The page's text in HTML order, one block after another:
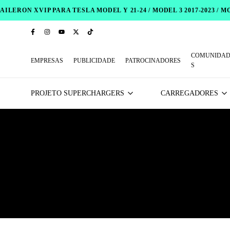
AILERON XVIP PARA TESLA MODEL Y 21-24 / MODEL 3 2017-2023 /
EMPRESAS PUBLICIDADE PATROCINADORES
S
PROJETO SUPERCHARGERS CARREGADORES